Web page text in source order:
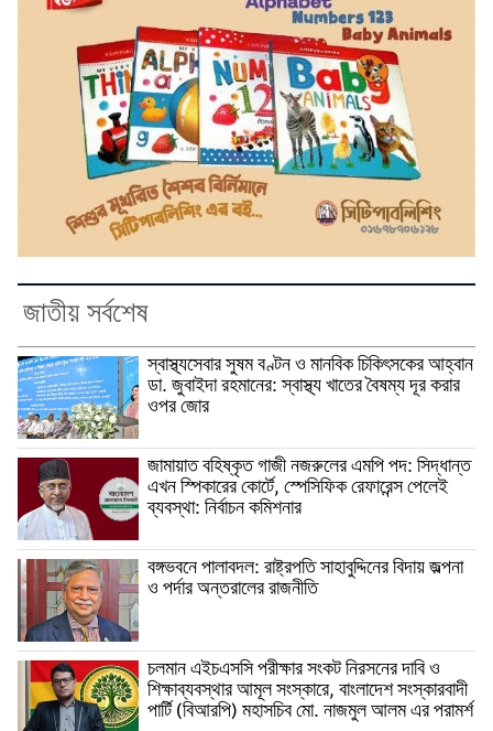
জাতীয় সর্বশেষ
স্বাস্থ্যসেবার সুষম বণ্টন ও মানবিক চিকিৎসকের আহ্বান
ডা. জুবাইদা রহমানের: স্বাস্থ্য খাতের বৈষম্য দূর করার
ওপর জোর
জামায়াত বহিষ্কৃত গাজী নজরুলের এমপি পদ: সিদ্ধান্ত
এখন স্পিকারের কোর্টে, স্পেসিফিক রেফারেন্স পেলেই
ব্যবস্থা: নির্বাচন কমিশনার
বঙ্গভবনে পালাবদল: রাষ্ট্রপতি সাহাবুদ্দিনের বিদায় জল্পনা
ও পর্দার অন্তরালের রাজনীতি
চলমান এইচএসসি পরীক্ষার সংকট নিরসনের দাবি ও
শিক্ষাব্যবস্থার আমূল সংস্কারে, বাংলাদেশ সংস্কারবাদী
পার্টি (বিআরপি) মহাসচিব মো. নাজমুল আলম এর পরামর্শ